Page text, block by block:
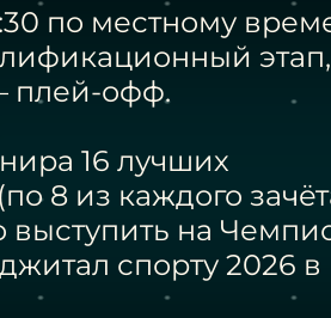
по местному
плей-офф.
16 лучших
8 из каждого
выступить на
спорту 2026 в